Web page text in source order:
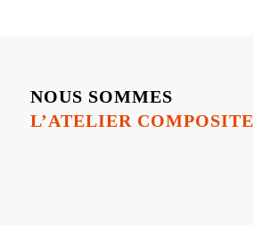
NOUS SOMMES
L’ATELIER COMPOSITE